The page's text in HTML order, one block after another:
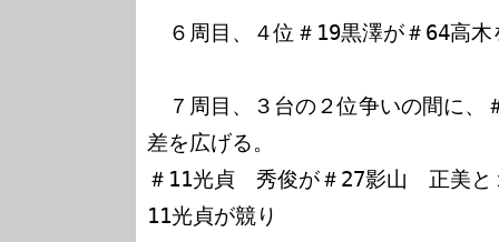
６周目、４位＃19黒澤が＃64高木
７周目、３台の２位争いの間に、
差を広げる。
＃11光貞　秀俊が＃27影山　正美
11光貞が競り